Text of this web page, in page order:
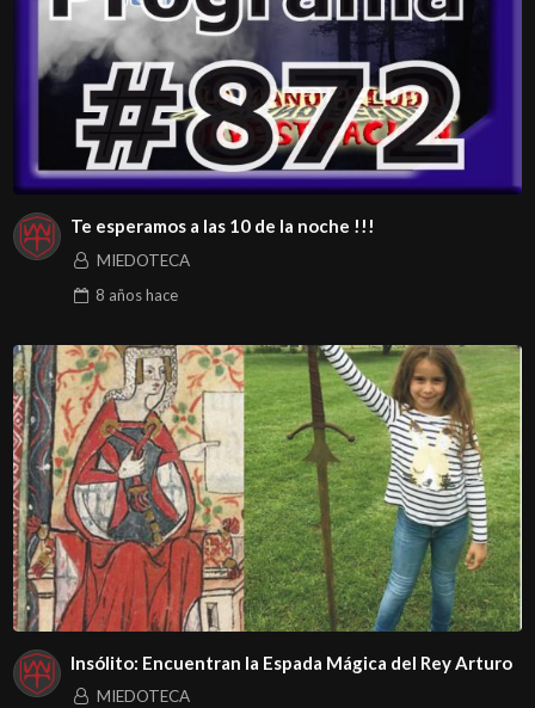
Te esperamos a las 10 de la noche !!!
MIEDOTECA
8 añoshace
Insólito: Encuentran la Espada Mágica del Rey Arturo
MIEDOTECA